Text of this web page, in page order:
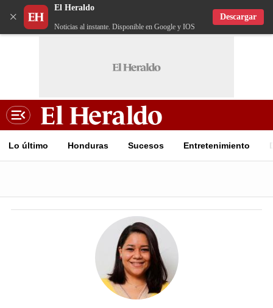
×
El Heraldo
Noticias al instante. Disponible en Google y IOS
Descargar
Lo último Honduras Sucesos Entretenimiento